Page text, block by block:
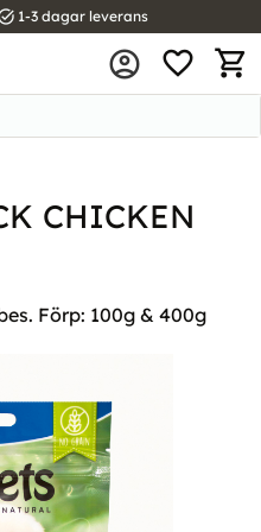
1-3 dagar leverans
CHICKEN
Förp: 100g & 400g